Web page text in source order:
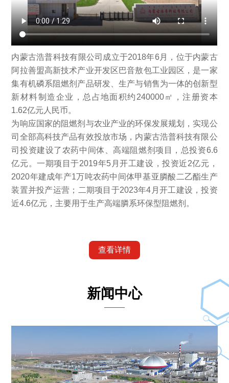
内蒙古浩普科技有限公司成立于2018年6月，位于内蒙古
阿拉善盟高新技术产业开发区巴音敖包工业园区，是一家
集有机磷系阻燃剂产品研发、生产与销售为一体的创新型
新材料制造企业，总占地面积约240000㎡，注册资本
1.62亿元人民币。
为响应国家的阻燃剂与农业产业的环保发展规划，实现公
司全部高科技产品有效投放市场，内蒙古浩普科技有限公
司投资建设了农药中间体、高端阻燃剂项目，总投资6.6
亿元。一期项目于2019年5月开工建设，投资近2亿元，
2020年建成年产1万吨农药中间体甲基亚膦酸二乙酯生产
装置并投产运营；二期项目于2023年4月开工建设，投资
近4.6亿元，主要用于生产高端膦系环保型阻燃剂。
查看详情
新闻中心